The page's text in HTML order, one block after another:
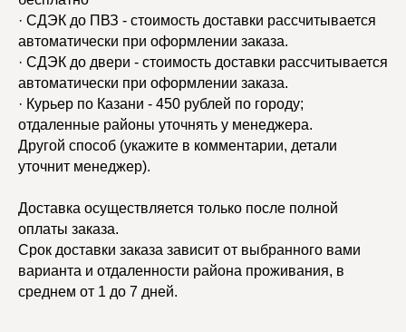
· СДЭК до ПВЗ - стоимость доставки рассчитывается
автоматически при оформлении заказа.
· СДЭК до двери - стоимость доставки рассчитывается
автоматически при оформлении заказа.
· Курьер по Казани - 450 рублей по городу;
отдаленные районы уточнять у менеджера.
Другой способ (укажите в комментарии, детали
уточнит менеджер).
Доставка осуществляется только после полной
оплаты заказа.
Срок доставки заказа зависит от выбранного вами
варианта и отдаленности района проживания, в
среднем от 1 до 7 дней.